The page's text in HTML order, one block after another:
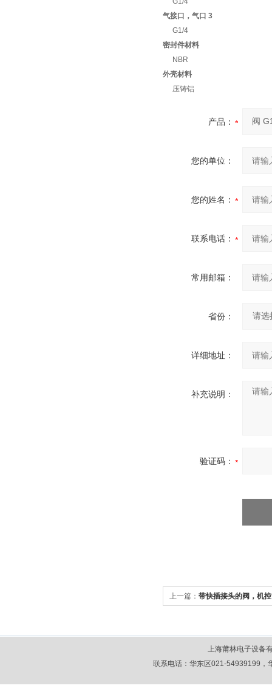
气接口，气口 3
G1/4
密封件材料
NBR
外壳材料
压铸铝
产品：
您的单位：
您的姓名：
联系电话：
常用邮箱：
省份：
详细地址：
补充说明：
验证码：
上一篇： 带快插接头的阀，机控
上海莆林电子设
联系电话：华东区021-54939199